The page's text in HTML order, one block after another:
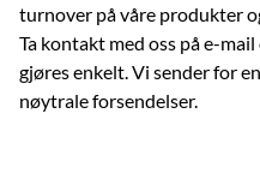
turnover på våre produkter
Ta kontakt med oss på e-
gjøres enkelt. Vi sender for
nøytrale forsendelser.